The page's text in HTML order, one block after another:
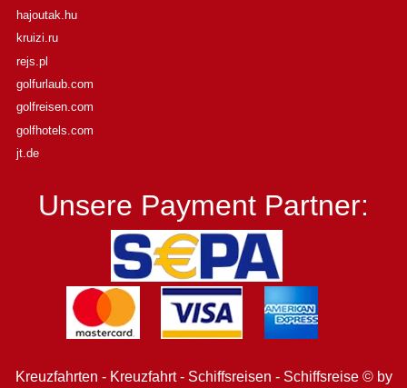
hajoutak.hu
kruizi.ru
rejs.pl
golfurlaub.com
golfreisen.com
golfhotels.com
jt.de
Unsere Payment Partner:
Kreuzfahrten - Kreuzfahrt - Schiffsreisen - Schiffsreise © by